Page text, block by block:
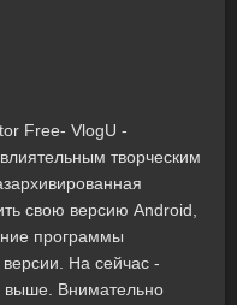
Free- VlogU -
творческим
свою версию Android,
программы
На сейчас -
выше. Внимательно